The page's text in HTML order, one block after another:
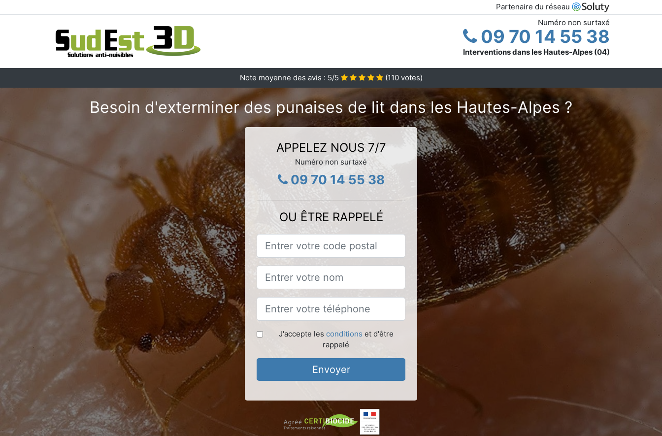
Partenaire du réseau
Numéro non surtaxé
09 70 14 55 38
Interventions dans les Hautes-Alpes (04)
Note moyenne des avis : 5/5 (110votes)
Besoin d'exterminer des punaises de lit dans les Hautes-Alpes ?
APPELEZ NOUS 7/7
Numéro non surtaxé
09 70 14 55 38
OU ÊTRE RAPPELÉ
J'accepte les conditions et d'être
rappelé
Envoyer